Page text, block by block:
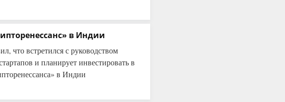
в Индии
что встретился с руководством
и планирует инвестировать в
в Индии